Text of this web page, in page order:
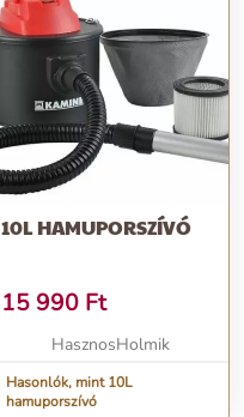
10L HAMUPORSZÍVÓ
15 990 Ft
HasznosHolmik
Hasonlók, mint 10L
hamuporszívó